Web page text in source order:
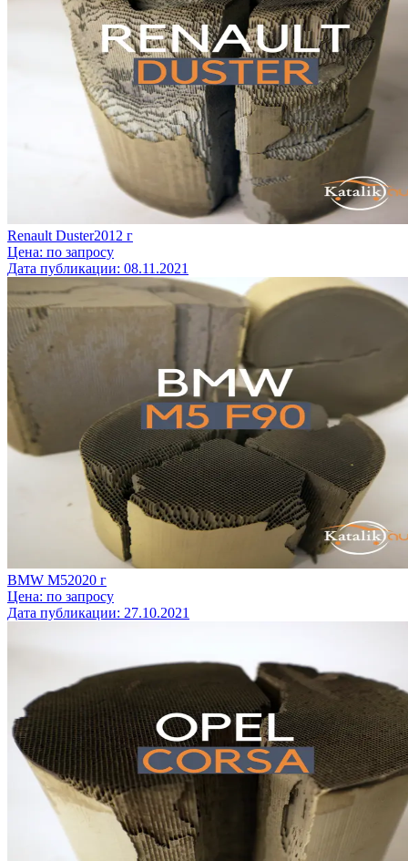
Renault Duster2012 г
Цена: по запросу
Дата публикации: 08.11.2021
BMW M52020 г
Цена: по запросу
Дата публикации: 27.10.2021